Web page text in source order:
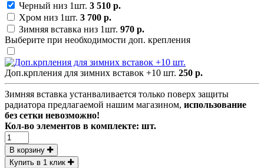
Черный низ 1шт. 3 510 р.
Хром низ 1шт. 3 700 р.
Зимняя вставка низ 1шт. 970 р.
Выберите при необходимости доп. крепления
Доп.крпления для зимних вставок +10 шт. 250 р.
Зимняя вставка устанваливается только поверх защиты
радиатора предлагаемой нашим магазином, использование
без сетки невозможно!
Кол-во элементов в комплекте: шт.
В корзину
Купить в 1 клик